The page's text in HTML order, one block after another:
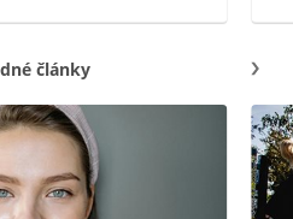
články